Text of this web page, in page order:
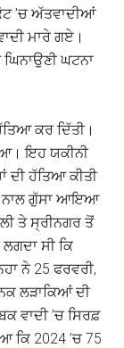
’ਚ ਅੱਤਵਾਦੀਆਂ
ਮਾਰੇ ਗਏ।
ਘਟਨਾ
ਕਰ ਦਿੱਤੀ।
ਇਹ ਯਕੀਨੀ
ਦੀ ਹੱਤਿਆ ਕੀਤੀ
ਨਾਲ ਗੁੱਸਾ ਆਇਆ
ਤੇ ਸ੍ਰੀਨਗਰ ਤੋਂ
ਸੀ ਕਿ
ਨੇ 25 ਫਰਵਰੀ,
ਲੜਾਕਿਆਂ ਦੀ
ਵਾਦੀ ’ਚ ਸਿਰਫ਼
2024 ’ਚ 75